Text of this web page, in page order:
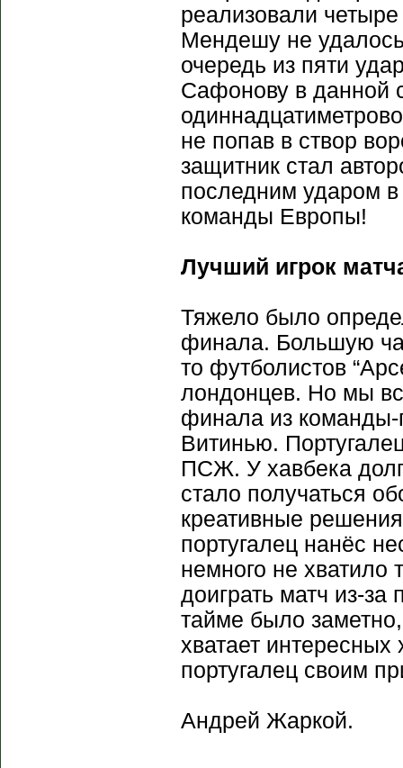
реализовали
Мендешу не
очередь из пяти
Сафонову в данной
не попав в створ
защитник стал
последним ударом
команды Европы!
Лучший игрок
Тяжело было
финала. Большую
то футболистов
лондонцев. Но мы
финала из
Витинью.
ПСЖ. У хавбека
стало получаться
креативные
португалец нанёс
немного не хватило
доиграть матч из-
тайме было
хватает интересных
португалец своим
Андрей Жаркой.